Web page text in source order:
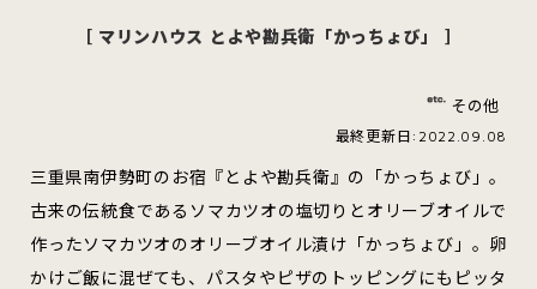
スイーツ ハンバーガー
すべてのカテゴリをみる
青森市 五所川原市 つがる市
［ マリンハウス とよや勘兵衛「かっちょび」 ］
その他
最終更新日:2022.09.08
三重県南伊勢町のお宿『とよや勘兵衛』の「かっちょび」。
古来の伝統食であるソマカツオの塩切りとオリーブオイルで
作ったソマカツオのオリーブオイル漬け「かっちょび」。卵
かけご飯に混ぜても、パスタやピザのトッピングにもピッタ